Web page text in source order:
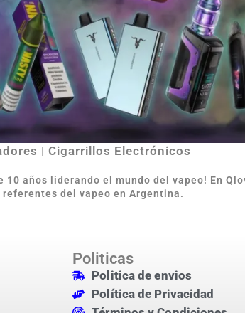
| Cigarrillos Electrónicos
10 años liderando el mundo del vapeo! En
del vapeo en Argentina.
Politicas
Politica de envios
Política de Privacidad